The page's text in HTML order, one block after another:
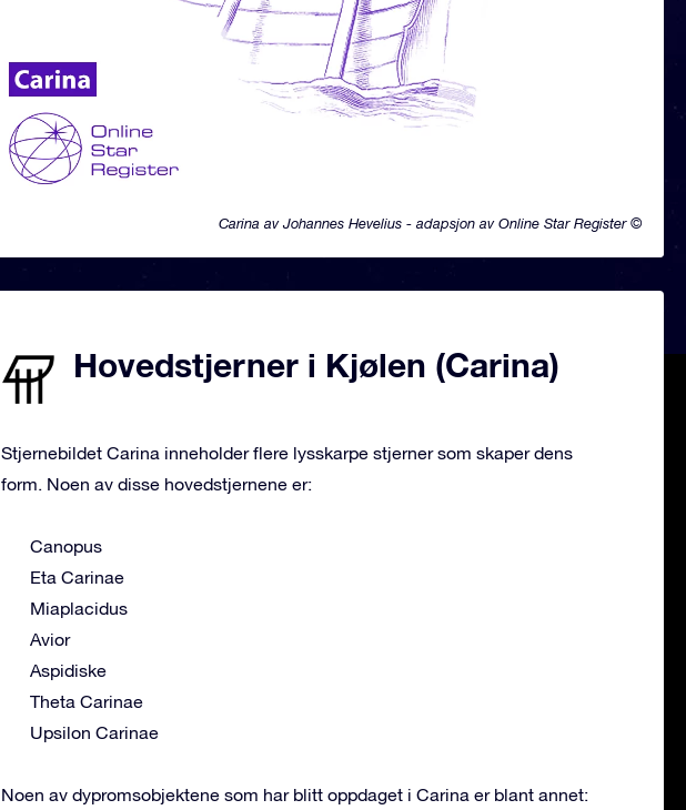
Carina av Johannes Hevelius - adapsjon av Online Star Register ©
Hovedstjerner i Kjølen (Carina)
Stjernebildet Carina inneholder flere lysskarpe stjerner som skaper dens
form. Noen av disse hovedstjernene er:
Canopus
Eta Carinae
Miaplacidus
Avior
Aspidiske
Theta Carinae
Upsilon Carinae
Noen av dypromsobjektene som har blitt oppdaget i Carina er blant annet: